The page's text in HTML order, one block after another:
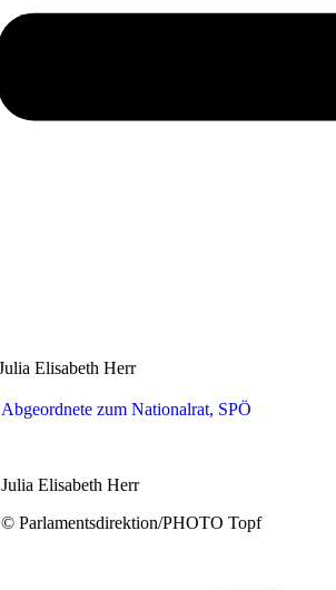
Elisabeth Herr
Abgeordnete zum Nationalrat, SPÖ
Julia Elisabeth Herr
© Parlamentsdirektion/PHOTO Topf